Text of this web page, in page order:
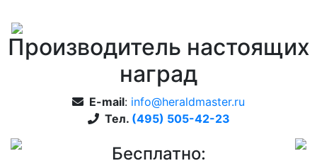
Производитель настоящих
наград
E-mail: info@heraldmaster.ru
Тел. (495) 505-42-23
Бесплатно: